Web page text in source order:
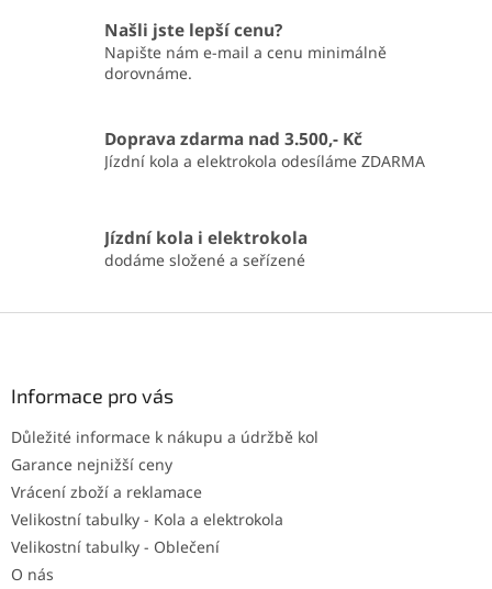
Našli jste lepší cenu?
Napište nám e-mail a cenu minimálně
dorovnáme.
Doprava zdarma nad 3.500,- Kč
Jízdní kola a elektrokola odesíláme ZDARMA
Jízdní kola i elektrokola
dodáme složené a seřízené
Informace pro vás
Důležité informace k nákupu a údržbě kol
Garance nejnižší ceny
Vrácení zboží a reklamace
Velikostní tabulky - Kola a elektrokola
Velikostní tabulky - Oblečení
O nás